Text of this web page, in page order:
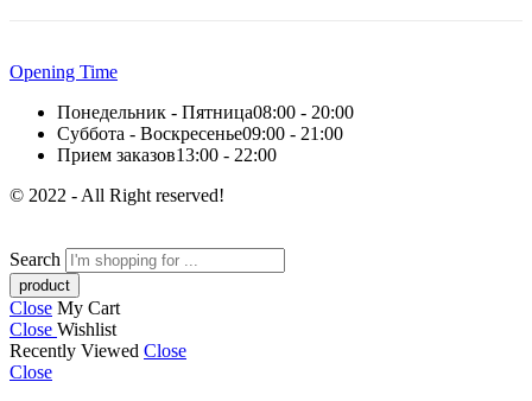
Opening Time
Понедельник - Пятница08:00 - 20:00
Суббота - Воскресенье09:00 - 21:00
Прием заказов13:00 - 22:00
© 2022 - All Right reserved!
Search
Close My Cart
Close Wishlist
Recently Viewed Close
Close